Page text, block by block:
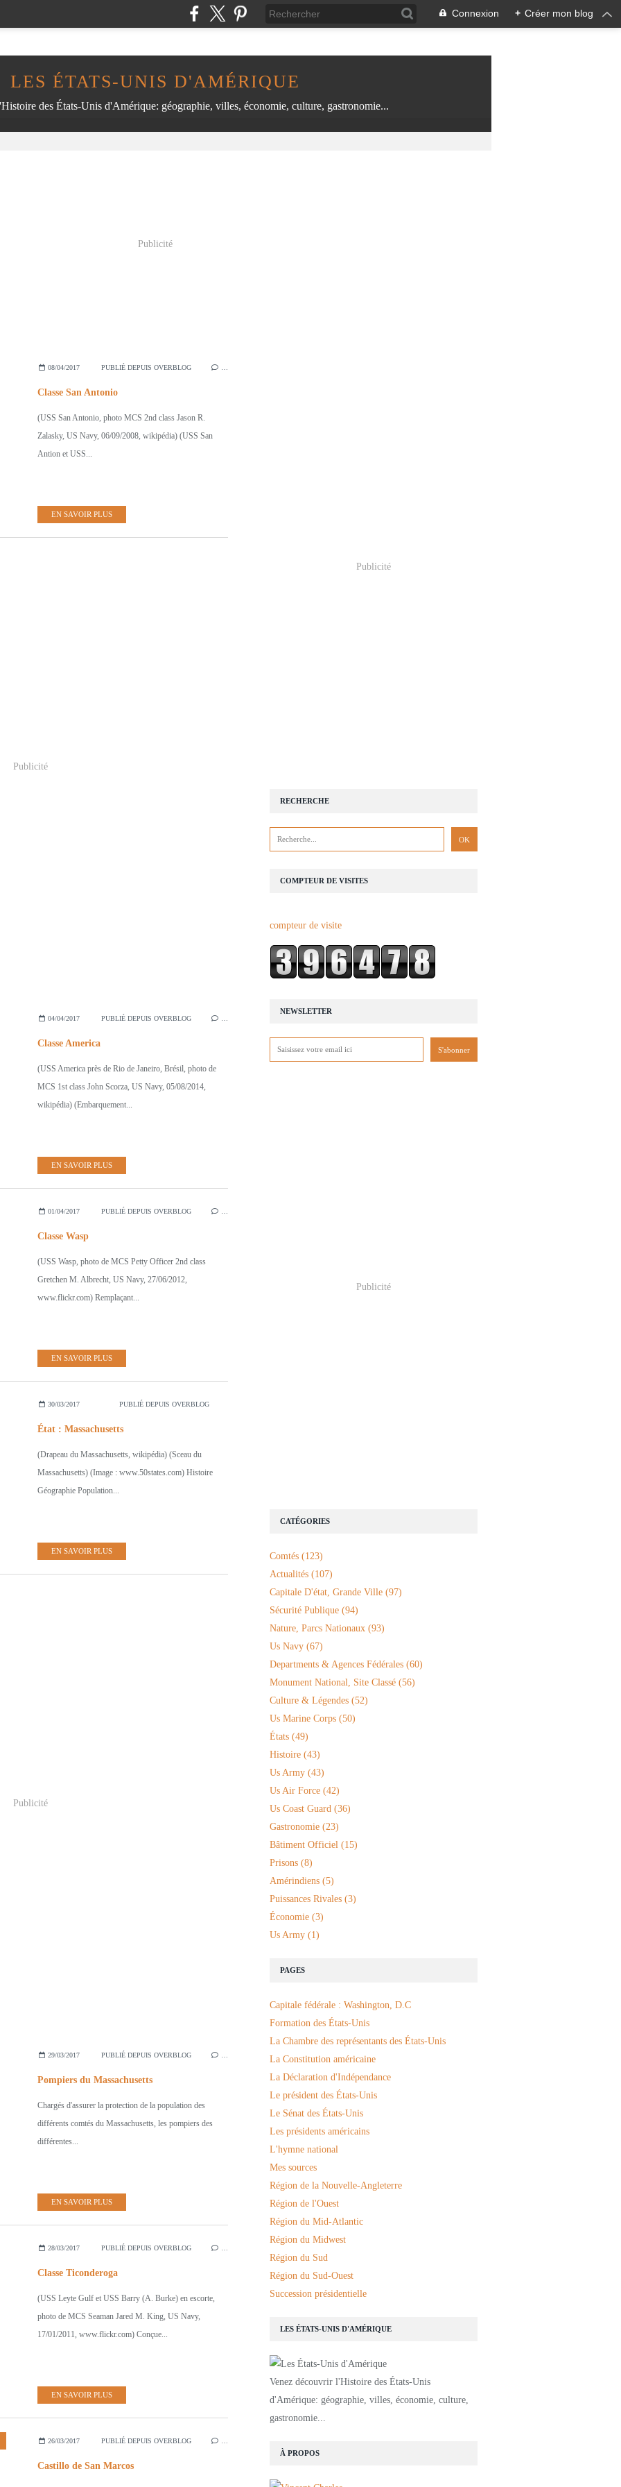
Connexion + Créer mon blog
LES ÉTATS-UNIS D'AMÉRIQUE
des États-Unis d'Amérique: géographie, villes, économie, culture, gastronomie...
Publicité
08/04/2017 PUBLIÉ DEPUIS OVERBLOG
Classe San Antonio
(USS San Antonio, photo MCS 2nd class Jason R.
Zalasky, US Navy, 06/09/2008, wikipédia) (USS San
Antion et USS...
EN SAVOIR PLUS
Publicité
04/04/2017 PUBLIÉ DEPUIS OVERBLOG
Classe America
(USS America près de Rio de Janeiro, Brésil, photo de
MCS 1st class John Scorza, US Navy, 05/08/2014,
wikipédia) (Embarquement...
EN SAVOIR PLUS
01/04/2017 PUBLIÉ DEPUIS OVERBLOG
Classe Wasp
(USS Wasp, photo de MCS Petty Officer 2nd class
Gretchen M. Albrecht, US Navy, 27/06/2012,
www.flickr.com) Remplaçant...
EN SAVOIR PLUS
30/03/2017 PUBLIÉ DEPUIS OVERBLOG
État : Massachusetts
(Drapeau du Massachusetts, wikipédia) (Sceau du
Massachusetts) (Image : www.50states.com) Histoire
Géographie Population...
EN SAVOIR PLUS
Publicité
29/03/2017 PUBLIÉ DEPUIS OVERBLOG
Pompiers du Massachusetts
Chargés d'assurer la protection de la population des
différents comtés du Massachusetts, les pompiers des
différentes...
EN SAVOIR PLUS
28/03/2017 PUBLIÉ DEPUIS OVERBLOG
Classe Ticonderoga
(USS Leyte Gulf et USS Barry (A. Burke) en escorte,
photo de MCS Seaman Jared M. King, US Navy,
17/01/2011, www.flickr.com) Conçue...
EN SAVOIR PLUS
26/03/2017 PUBLIÉ DEPUIS OVERBLOG
Castillo de San Marcos
Publicité
NEWSLETTER
RECHERCHE
LES ÉTATS-UNIS D'AMÉRIQUE
Venez découvrir l'Histoire des États-Unis
d'Amérique: géographie, villes, économie, culture,
gastronomie...
À PROPOS
Publicité
PAGES
Capitale fédérale : Washington, D.C
Formation des États-Unis
La Chambre des représentants des États-Unis
La Constitution américaine
La Déclaration d'Indépendance
Le président des États-Unis
Le Sénat des États-Unis
Les présidents américains
L'hymne national
Mes sources
Région de la Nouvelle-Angleterre
Région de l'Ouest
Région du Mid-Atlantic
Région du Midwest
Région du Sud
Région du Sud-Ouest
Succession présidentielle
CATÉGORIES
Comtés (123)
Actualités (107)
Capitale D'état, Grande Ville (97)
Sécurité Publique (94)
Nature, Parcs Nationaux (93)
Us Navy (67)
Departments & Agences Fédérales (60)
Monument National, Site Classé (56)
Culture & Légendes (52)
Us Marine Corps (50)
États (49)
Histoire (43)
Us Army (43)
Us Air Force (42)
Us Coast Guard (36)
Gastronomie (23)
Bâtiment Officiel (15)
Prisons (8)
Amérindiens (5)
Puissances Rivales (3)
Économie (3)
Us Army (1)
COMPTEUR DE VISITES
compteur de visite